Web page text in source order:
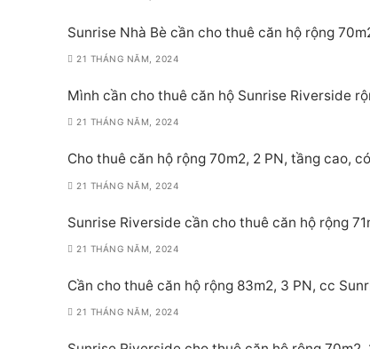
Sunrise Nhà Bè cần cho thuê căn hộ rộng
21 THÁNG NĂM, 2024
Mình cần cho thuê căn hộ Sunrise Riverside
21 THÁNG NĂM, 2024
Cho thuê căn hộ rộng 70m2, 2 PN, tầng cao,
21 THÁNG NĂM, 2024
Sunrise Riverside cần cho thuê căn hộ rộng
21 THÁNG NĂM, 2024
Cần cho thuê căn hộ rộng 83m2, 3 PN, cc
21 THÁNG NĂM, 2024